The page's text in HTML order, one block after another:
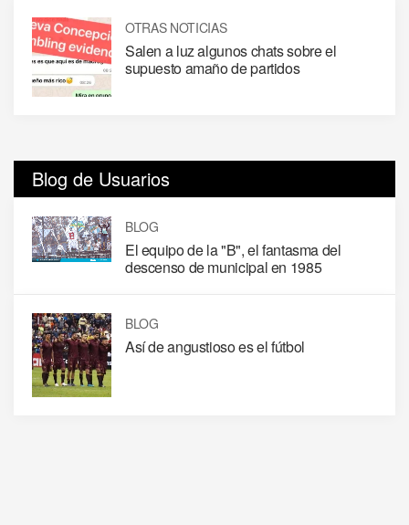
OTRAS NOTICIAS
Salen a luz algunos chats sobre el
supuesto amaño de partidos
Blog de Usuarios
BLOG
El equipo de la "B", el fantasma del
descenso de municipal en 1985
BLOG
Así de angustioso es el fútbol